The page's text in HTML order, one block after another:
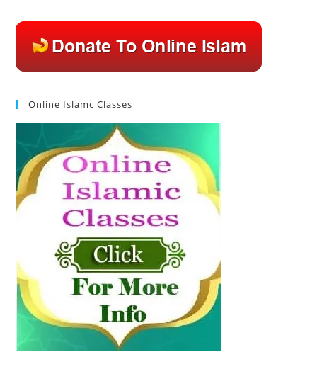
new
tab
new
tab
new
tab
new
tab
Online Islamc Classes